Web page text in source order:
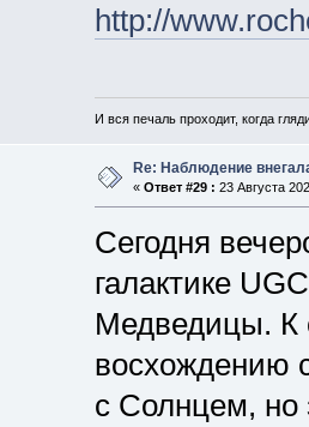
http://
И вся печаль проходит, когда
Re: Наблюдение
« Ответ #29 : 23 Августа
Сегодня
галактике
Медведицы. К
восхождению
с Солнцем, но